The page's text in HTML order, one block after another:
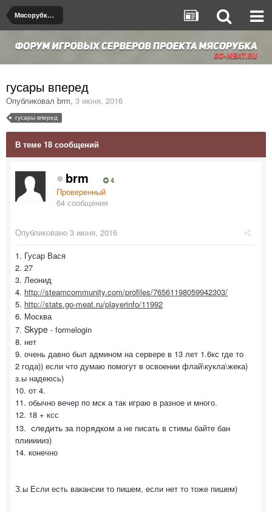
Мясорубка de_dust2
гусары вперед
Опубликовал brm, 3 июня, 2016
гусары вперед
В теме 18 сообщений
brm 4
Проверенный
64 сообщения
Опубликовано 3 июня, 2016
1. Гусар Вася
2. 27
3. Леонид
4. http://steamcommunity.com/profiles/76561198059942303/
5. http://stats.go-meat.ru/playerinfo/11992
6. Москва
7. Skype - formelogin
8. нет
9. очень давно был админом на сервере в 13 лет 1.6кс где то
2 года)) если что думаю помогут в освоении флай\кукла\жека)
з.ы надеюсь)
10. от 4.
11. обычно вечер по мск а так играю в разное и много.
12. 18 + ксс
13. следить за порядком а не писать в стимы байте бан
плиииииз)
14. конечно
З.ы Если есть вакансии то пишем, если нет то тоже пишем)